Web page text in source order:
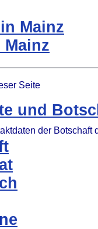
Mainz
Seite
und
der Botschaft